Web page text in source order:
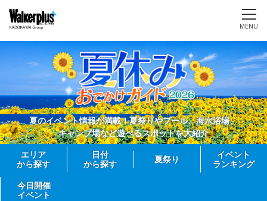
MENU
夏のイベント情報が満載！夏祭りやプール、海水浴場、
キャンプ場など遊べるスポットを大紹介
エリア
から探す
日付
から探す
夏祭り
イベント
ランキング
今日開催
イベント